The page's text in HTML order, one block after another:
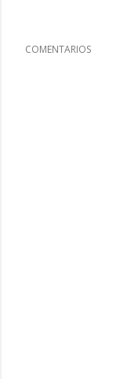
COMENTARIOS